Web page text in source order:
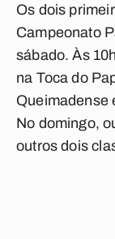
Os dois
Campeonato
sábado. Às
na Toca do
Queimadense
No domingo,
outros dois